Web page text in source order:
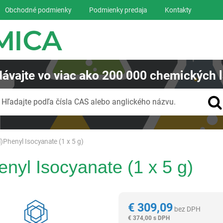
Isocyanate (1 x 5 g)
Isocyanate (1 x 5 g)
€309,09 bez DPH
€ 374,00 s DPH
Obchodné podmienky Podmienky predaja Kontakty
vo viac ako200 000 chemických
Hľadajte podľa čísla CAS alebo anglického názvu.